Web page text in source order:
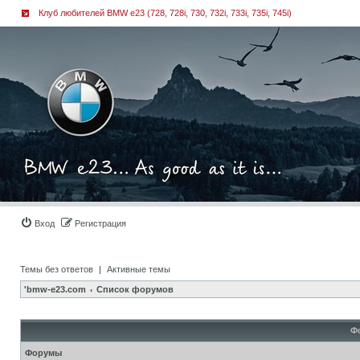
Клуб любителей BMW e23 (728, 728i, 730, 732i, 733i, 735i, 745i)
Вход Регистрация
Темы без ответов | Активные темы
'bmw-e23.com Список форумов
Форумы